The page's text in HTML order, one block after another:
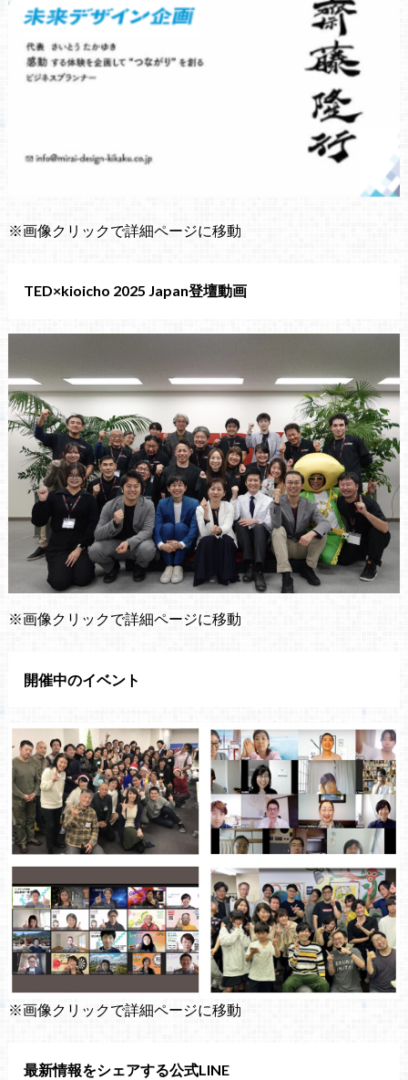
※画像クリックで詳細ページに移動
TED×kioicho 2025 Japan登壇動画
※画像クリックで詳細ページに移動
開催中のイベント
※画像クリックで詳細ページに移動
最新情報をシェアする公式LINE